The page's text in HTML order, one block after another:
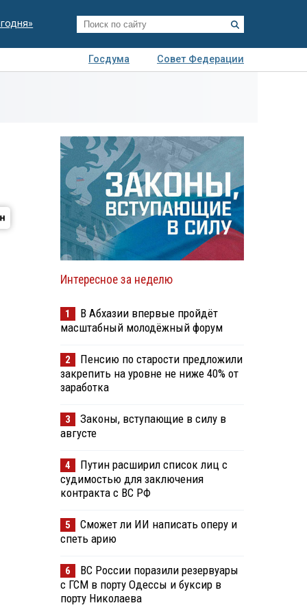
Госдума
Совет Федерации
Интересное за неделю
1
В Абхазии впервые пройдёт
масштабный молодёжный форум
2
Пенсию по старости предложили
закрепить на уровне не ниже 40% от
заработка
3
Законы, вступающие в силу в
августе
4
Путин расширил список лиц с
судимостью для заключения
контракта с ВС РФ
5
Сможет ли ИИ написать оперу и
спеть арию
6
ВС России поразили резервуары
с ГСМ в порту Одессы и буксир в
порту Николаева